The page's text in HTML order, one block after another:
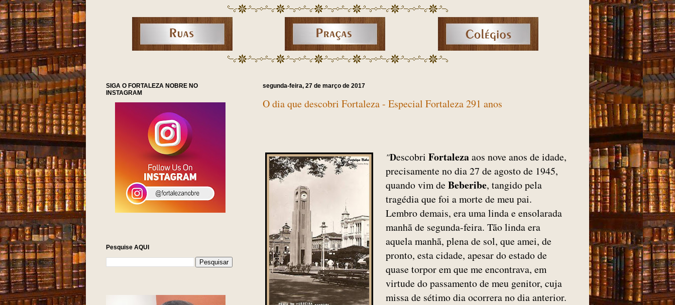
segunda-feira, 27 de março de 2017
O dia que descobri Fortaleza - Especial Fortaleza 291 anos
"Descobri Fortalezaaos nove anos de idade,
precisamente no dia 27 de agosto de 1945,
quando vim de Beberibe, tangido pela
tragédia que foi a morte de meu pai.
Lembro demais, era uma linda e ensolarada
manhã de segunda-feira. Tão linda era
aquela manhã, plena de sol, que amei, de
pronto, esta cidade, apesar do estado de
quase torpor em que me encontrava, em
virtude do passamento de meu genitor, cuja
missa de sétimo dia ocorrera no dia anterior.
SIGA O FORTALEZA NOBRE NO
INSTAGRAM
Pesquise AQUI